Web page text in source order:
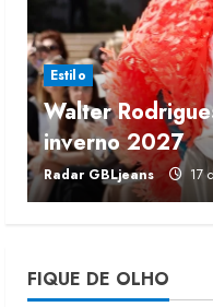
3
4 de
4
4 de
para
Estilo
Walter
inverno 2027
Radar GBLjeans 17
FIQUE DE OLHO